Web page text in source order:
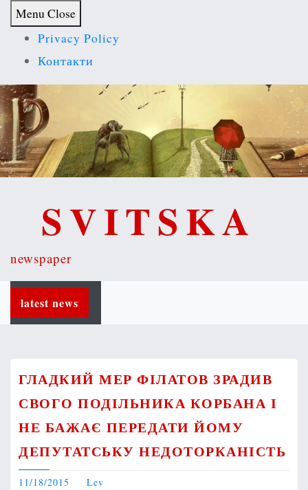
t
o
c
o
MenuClose
Privacy Policy
Контакти
SVITSKA
newspaper
latest news
ГЛАДКИЙ МЕР ФІЛАТОВ ЗРАДИВ
СВОГО ПОДІЛЬНИКА КОРБАНА І
НЕ БАЖАЄ ПЕРЕДАТИ ЙОМУ
ДЕПУТАТСЬКУ НЕДОТОРКАНІСТЬ
11/18/2015 Lev